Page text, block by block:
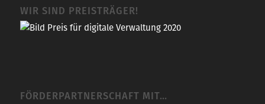
WIR SIND PREISTRÄGER!
FÖRDERPARTNERSCHAFT MIT…